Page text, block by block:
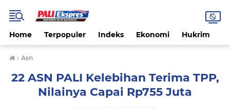
Home Terpopuler Indeks Ekonomi Hukrim
› Asn
22 ASN PALI Kelebihan Terima TPP,
Nilainya Capai Rp755 Juta